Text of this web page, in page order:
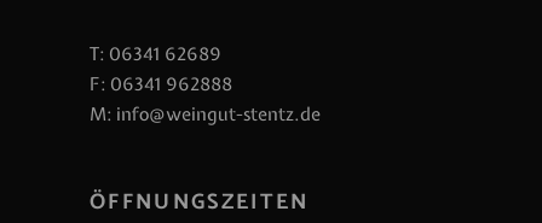
T: 06341 62689
F: 06341 962888
M: info@weingut-stentz.de
ÖFFNUNGSZEITEN